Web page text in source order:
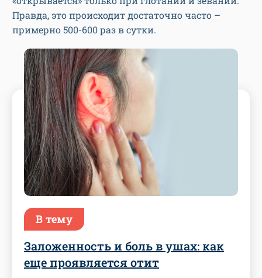
Правда, это происходит достаточно часто –
примерно 500-600 раз в сутки.
В тему
Заложенность и боль в ушах: как
еще проявляется отит